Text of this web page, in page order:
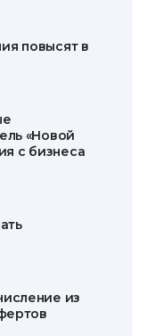
повысят в
«Новой
с бизнеса
из